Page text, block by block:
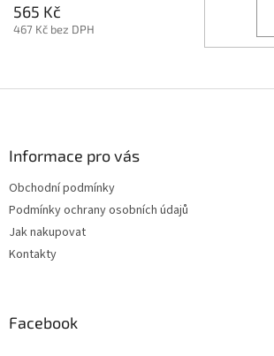
565 Kč
467 Kč bez DPH
Informace pro vás
Obchodní podmínky
Podmínky ochrany osobních údajů
Jak nakupovat
Kontakty
Facebook